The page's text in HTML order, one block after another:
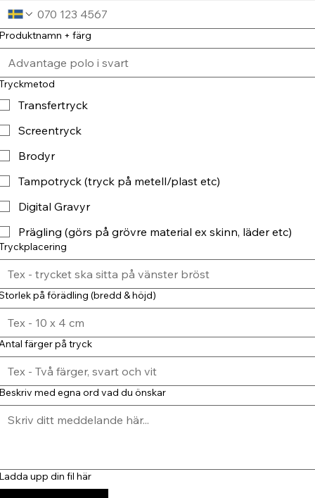
+ färg
Transfertryck
Screentryck
Brodyr
Tampotryck (tryck på metell/plast etc)
Digital Gravyr
Prägling (görs på grövre material ex skinn, läder etc)
på förädling (bredd & höjd)
färger på tryck
med egna ord vad du önskar
upp din fil här